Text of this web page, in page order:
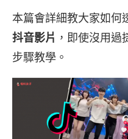
本篇會詳細教大家如何
抖音影片 ，即使沒用過
步驟教學。